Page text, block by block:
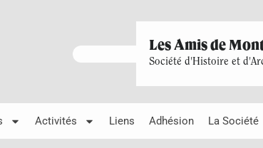
Les Amis de
Société d'Histoire et
Activités Liens Adhésion La Société